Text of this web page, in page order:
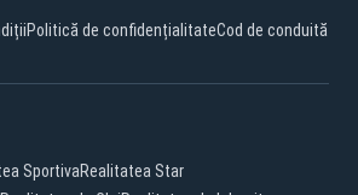
Politică de confidențialitateCod de conduită
SportivaRealitatea Star